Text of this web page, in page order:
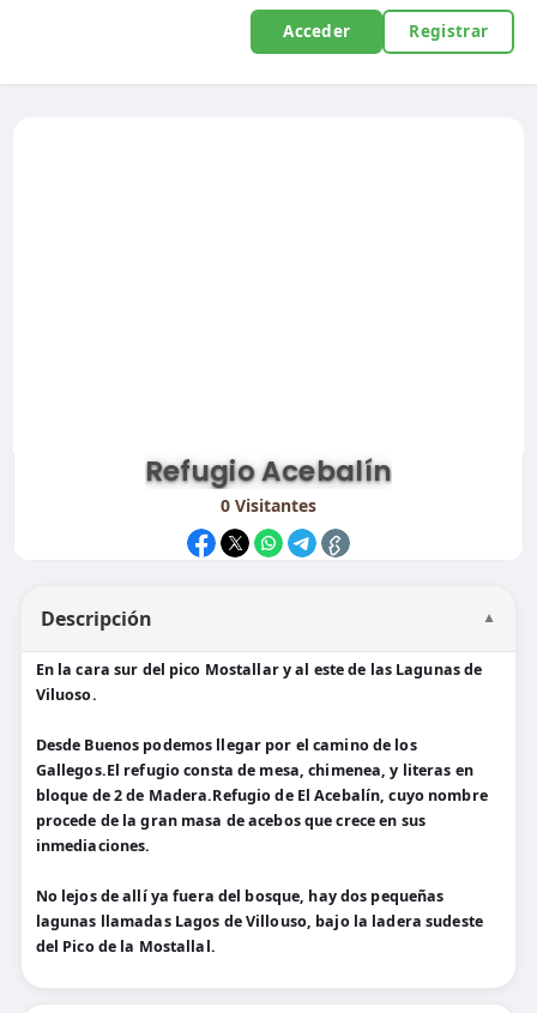
Acceder Registrar
Refugio Acebalín
0Visitantes
Descripción ▼
En la cara sur del pico Mostallar y al este de las Lagunas de
Viluoso.
Desde Buenos podemos llegar por el camino de los
Gallegos.El refugio consta de mesa, chimenea, y literas en
bloque de 2 de Madera.Refugio de El Acebalín, cuyo nombre
procede de la gran masa de acebos que crece en sus
inmediaciones.
No lejos de allí ya fuera del bosque, hay dos pequeñas
lagunas llamadas Lagos de Villouso, bajo la ladera sudeste
del Pico de la Mostallal.